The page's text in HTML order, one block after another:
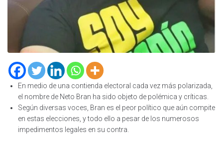
En medio de una contienda electoral cada vez más polarizada,
el nombre de Neto Bran ha sido objeto de polémica y críticas.
Según diversas voces, Bran es el peor político que aún compite
en estas elecciones, y todo ello a pesar de los numerosos
impedimentos legales en su contra.